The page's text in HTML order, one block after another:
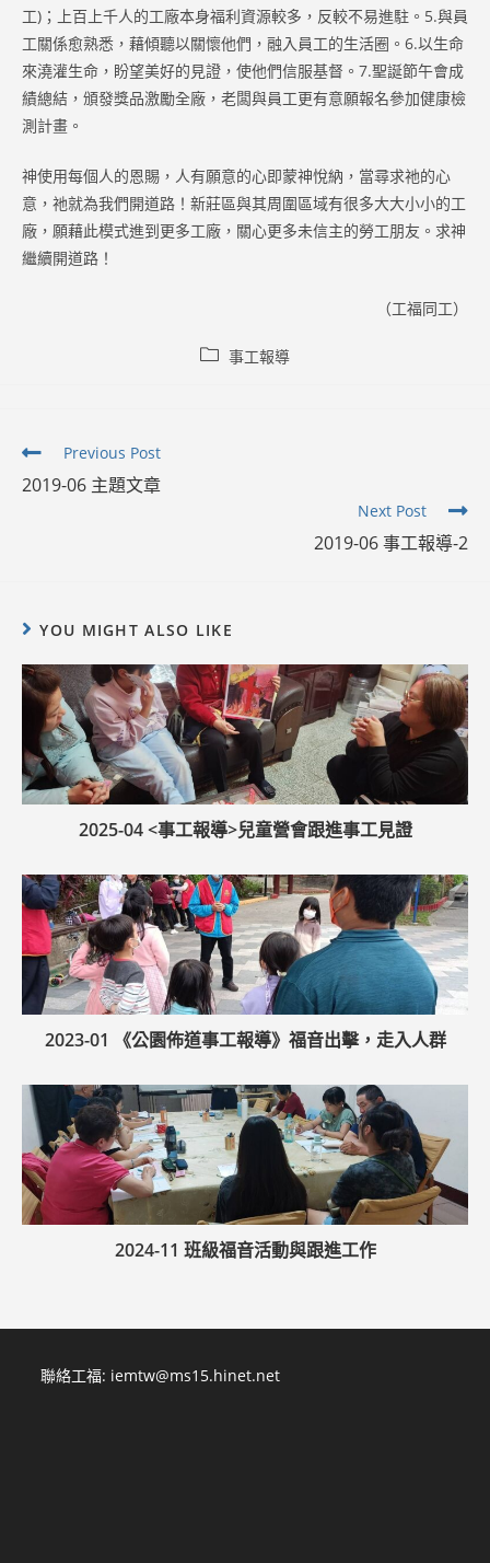
工)；上百上千人的工廠本身福利資源較多，反較不易進駐。5.與員
工關係愈熟悉，藉傾聽以關懷他們，融入員工的生活圈。6.以生命
來澆灌生命，盼望美好的見證，使他們信服基督。7.聖誕節午會成
績總結，頒發獎品激勵全廠，老闆與員工更有意願報名參加健康檢
測計畫。
神使用每個人的恩賜，人有願意的心即蒙神悅納，當尋求祂的心
意，祂就為我們開道路！新莊區與其周圍區域有很多大大小小的工
廠，願藉此模式進到更多工廠，關心更多未信主的勞工朋友。求神
繼續開道路！
（工福同工）
Post事工報導
Read
articles
Previous Post
2019-06 主題文章
Next Post
2019-06 事工報導-2
YOU MIGHT ALSO LIKE
2025-04 <事工報導>兒童營會跟進事工見證
2023-01 《公園佈道事工報導》福音出擊，走入人群
2024-11 班級福音活動與跟進工作
聯絡工福: iemtw@ms15.hinet.net